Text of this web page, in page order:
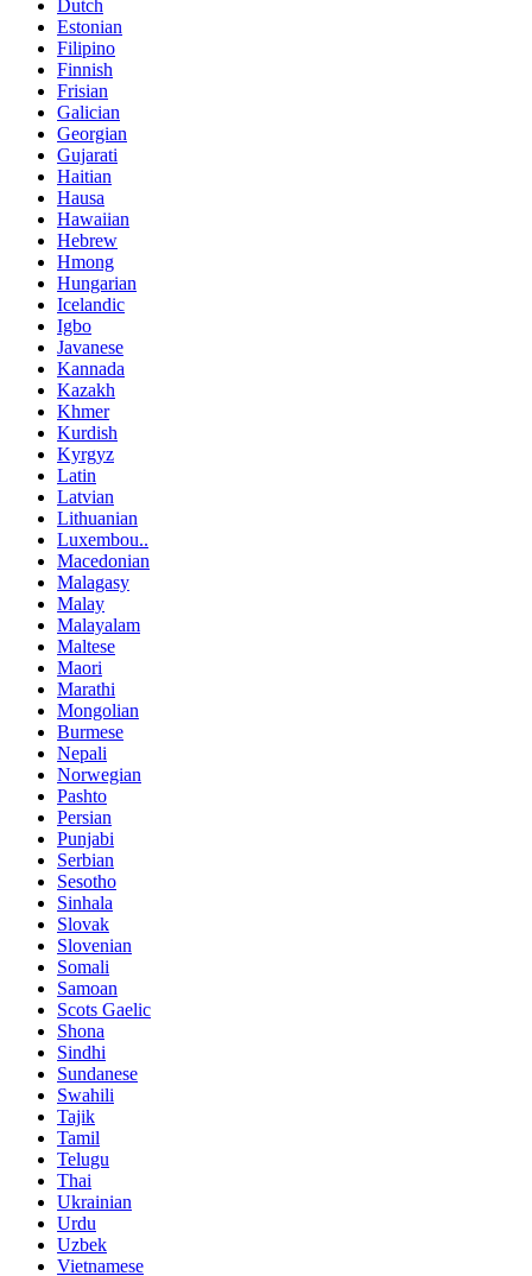
Dutch
Estonian
Filipino
Finnish
Frisian
Galician
Georgian
Gujarati
Haitian
Hausa
Hawaiian
Hebrew
Hmong
Hungarian
Icelandic
Igbo
Javanese
Kannada
Kazakh
Khmer
Kurdish
Kyrgyz
Latin
Latvian
Lithuanian
Luxembou..
Macedonian
Malagasy
Malay
Malayalam
Maltese
Maori
Marathi
Mongolian
Burmese
Nepali
Norwegian
Pashto
Persian
Punjabi
Serbian
Sesotho
Sinhala
Slovak
Slovenian
Somali
Samoan
Scots Gaelic
Shona
Sindhi
Sundanese
Swahili
Tajik
Tamil
Telugu
Thai
Ukrainian
Urdu
Uzbek
Vietnamese